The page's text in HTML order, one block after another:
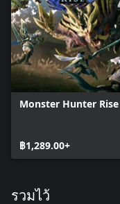
Monster Hunter Rise
฿1,289.00+
รวมไว้